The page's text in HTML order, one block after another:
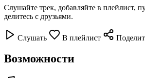
Слушайте трек, добавляйте в плейлист,
делитесь с друзьями.
Слушать В плейлист
Возможности